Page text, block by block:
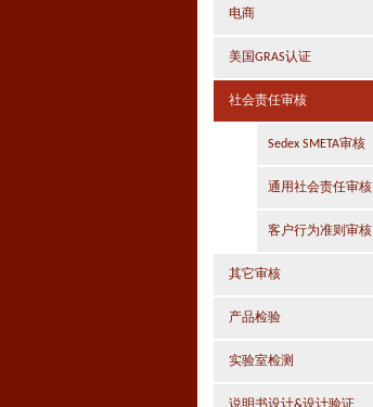
电商
美国GRAS认证
社会责任审核
Sedex SMETA审核
通用社会责任审核
客户行为准则审核
其它审核
产品检验
实验室检测